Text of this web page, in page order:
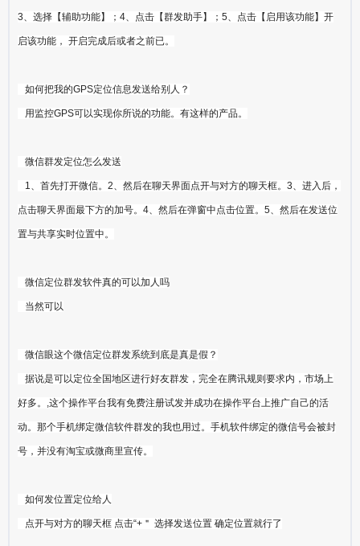
3、选择【辅助功能】；4、点击【群发助手】；5、点击【启用该功能】开
启该功能， 开启完成后或者之前已。
如何把我的GPS定位信息发送给别人？
用监控GPS可以实现你所说的功能。有这样的产品。
微信群发定位怎么发送
1、首先打开微信。2、然后在聊天界面点开与对方的聊天框。3、进入后，
点击聊天界面最下方的加号。4、然后在弹窗中点击位置。5、然后在发送位
置与共享实时位置中。
微信定位群发软件真的可以加人吗
当然可以
微信眼这个微信定位群发系统到底是真是假？
据说是可以定位全国地区进行好友群发，完全在腾讯规则要求内，市场上
好多。,这个操作平台我有免费注册试发并成功在操作平台上推广自己的活
动。那个手机绑定微信软件群发的我也用过。手机软件绑定的微信号会被封
号，并没有淘宝或微商里宣传。
如何发位置定位给人
点开与对方的聊天框 点击“+＂ 选择发送位置 确定位置就行了